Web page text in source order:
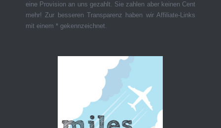
eine Provision an uns gezahlt. Sie zahlen aber keinen Cent
mehr! Zur besseren Transparenz haben wir Affiliate-Links
mit einem * gekennzeichnet.